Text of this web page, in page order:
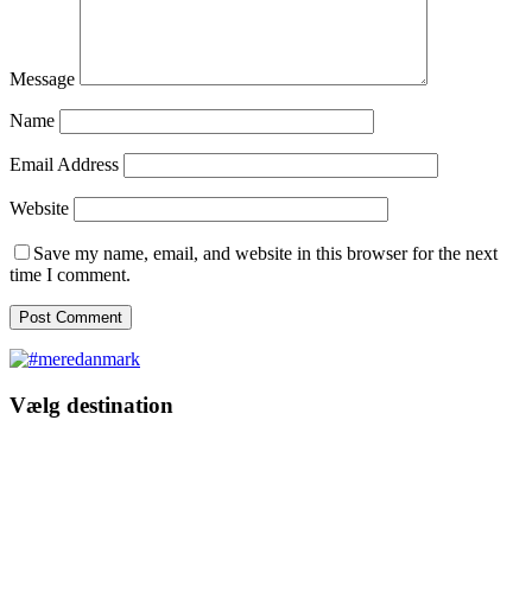
Message
Name
Email Address
Website
Save my name, email, and website in this browser for the next
time I comment.
Vælg destination